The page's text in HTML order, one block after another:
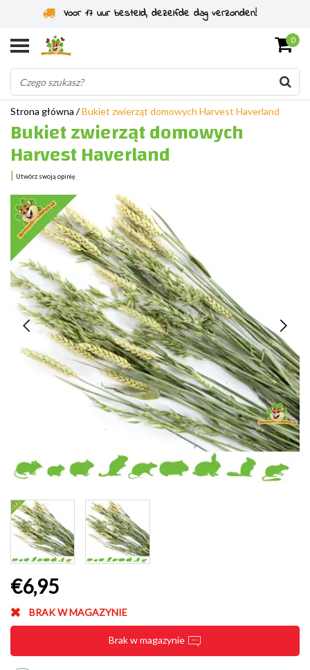
Voor 17 uur besteld, dezelfde dag verzonden!
0
Strona główna /Bukiet zwierząt domowych Harvest Haverland
Bukiet zwierząt domowych
Harvest Haverland
| Utwórz swoją opinię
€6,95
BRAK W MAGAZYNIE
Brak w magazynie